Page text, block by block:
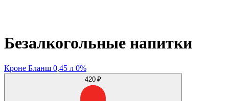
Безалкогольные напитки
Кроне Бланш 0,45 л 0%
420 ₽